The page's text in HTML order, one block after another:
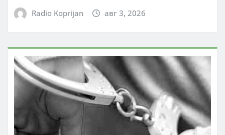
Radio Koprijan авг 3, 2026